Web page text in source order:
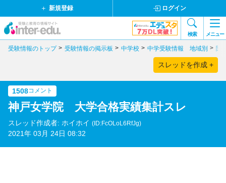
新規登録 ログイン
検索 メニュー
受験情報のトップ 受験情報の掲示板 中学校 中学受験情報 地域別 関
スレッドを作成 +
1508コメント
神戸女学院 大学合格実績集計スレ
スレッド作成者: ホイホイ (ID:FcOLoL6RfJg)
2021年 03月 24日 08:32